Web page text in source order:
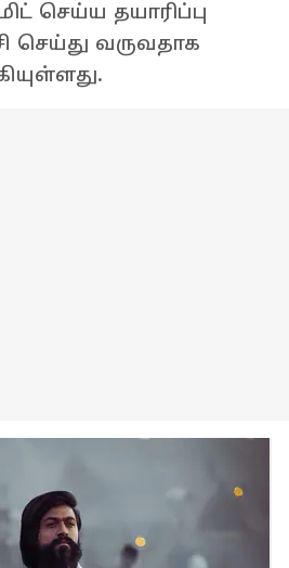
செய்ய தயாரிப்பு
செய்து வருவதாக